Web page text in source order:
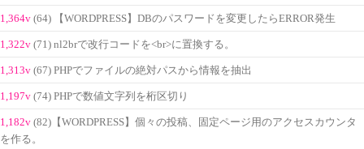
1,364v (64) 【WORDPRESS】DBのパスワードを変更したらERROR発生
1,322v (71) nl2brで改行コードを<br>に置換する。
1,313v (67) PHPでファイルの絶対パスから情報を抽出
1,197v (74) PHPで数値文字列を桁区切り
1,182v (82)【WORDPRESS】個々の投稿、固定ページ用のアクセスカウンタ
を作る。